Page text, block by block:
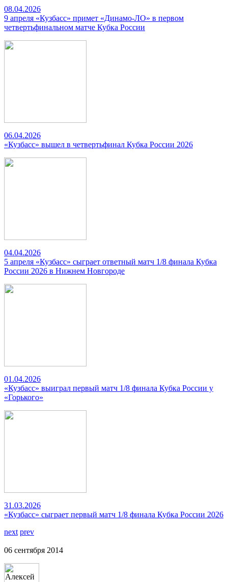
08.04.2026
9 апреля «Кузбасс» примет «Динамо-ЛО» в первом
четвертьфинальном матче Кубка России
06.04.2026
«Кузбасс» вышел в четвертьфинал Кубка России 2026
04.04.2026
5 апреля «Кузбасс» сыграет ответный матч 1/8 финала Кубка
России 2026 в Нижнем Новгороде
01.04.2026
«Кузбасс» выиграл первый матч 1/8 финала Кубка России у
«Горького»
31.03.2026
«Кузбасс» сыграет первый матч 1/8 финала Кубка России 2026
next prev
06 сентября 2014